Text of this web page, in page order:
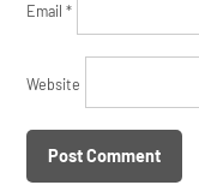
Email*
Website